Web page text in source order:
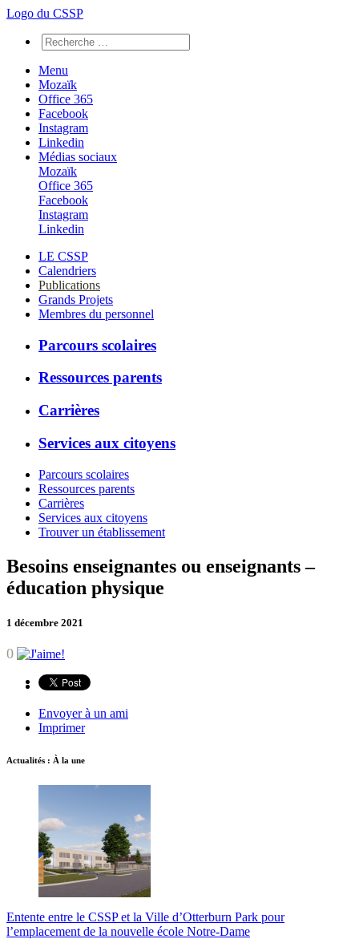
Logo du CSSP
Menu
Mozaïk
Office 365
Facebook
Instagram
Linkedin
Médias sociaux
Mozaïk
Office 365
Facebook
Instagram
Linkedin
LE CSSP
Calendriers
Publications
Grands Projets
Membres du personnel
Parcours scolaires
Ressources parents
Carrières
Services aux citoyens
Parcours scolaires
Ressources parents
Carrières
Services aux citoyens
Trouver un établissement
Besoins enseignantes ou enseignants –
éducation physique
1 décembre 2021
0
Envoyer à un ami
Imprimer
Actualités : À la une
Entente entre le CSSP et la Ville d’Otterburn Park pour
l’emplacement de la nouvelle école Notre-Dame